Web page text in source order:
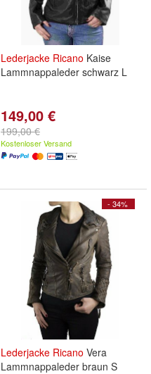
Lederjacke Ricano Kaise
Lammnappaleder schwarz L
149,00 €
199,00 €
Kostenloser Versand
- 34%
Lederjacke Ricano Vera
Lammnappaleder braun S